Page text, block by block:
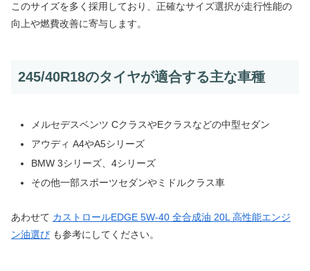
このサイズを多く採用しており、正確なサイズ選択が走行性能の
向上や燃費改善に寄与します。
245/40R18のタイヤが適合する主な車種
メルセデスベンツ CクラスやEクラスなどの中型セダン
アウディ A4やA5シリーズ
BMW 3シリーズ、4シリーズ
その他一部スポーツセダンやミドルクラス車
あわせて カストロールEDGE 5W-40 全合成油 20L 高性能エンジ
ン油選び も参考にしてください。